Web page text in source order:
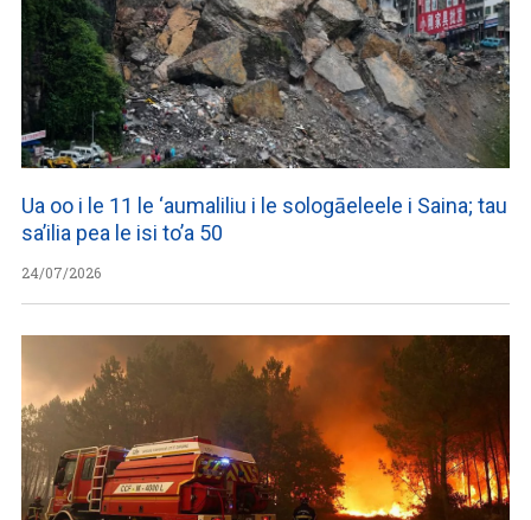
Ua oo i le 11 le ‘aumaliliu i le sologāeleele i Saina; tau
sa’ilia pea le isi to’a 50
24/07/2026